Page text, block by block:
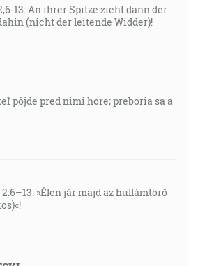
13: An ihrer Spitze zieht dann der
(nicht der leitende Widder)!
pôjde pred nimi hore; preboria sa a
»Élen jár majd az hullámtörő